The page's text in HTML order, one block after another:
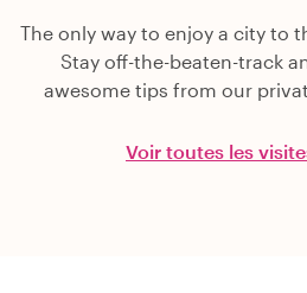
The only way to enjoy a city to
Stay off-the-beaten-track
awesome tips from our
Voir toutes les